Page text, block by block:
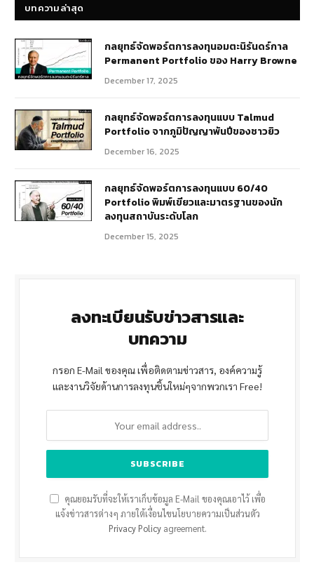
บทความล่าสุด
กลยุทธ์​จัดพอร์ตการลงทุนอมตะนิรันดร์กาล
Permanent Portfolio ของ Harry Browne
December 17, 2025
กลยุทธ์จัดพอร์ตการลงทุนแบบ Talmud
Portfolio จากภูมิปัญญาพันปีของชาวยิว
December 16, 2025
กลยุทธ์จัดพอร์ตการลงทุนแบบ 60/40
Portfolio พิมพ์เขียวและมาตรฐานของนัก
ลงทุนสถาบันระดับโลก
December 15, 2025
ลงทะเบียนรับข่าวสารและ
บทความ
กรอก E-Mail ของคุณ เพื่อติดตามข่าวสาร, องค์ความรู้
และงานวิจัยด้านการลงทุนชิ้นใหม่ๆจากพวกเรา Free!
คุณยอมรับที่จะให้เราเก็บข้อมูล E-Mail ของคุณเอาไว้ เพื่อ
แจ้งข่าวสารต่างๆ ภายใต้เงื่อนไขนโยบายความเป็นส่วนตัว
Privacy Policyagreement.